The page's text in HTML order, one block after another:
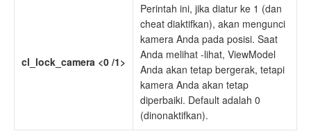
cl_lock_camera <0 /1>
Perintah ini, jika diatur ke 1 (dan
cheat diaktifkan), akan mengunci
kamera Anda pada posisi. Saat
Anda melihat -lihat, ViewModel
Anda akan tetap bergerak, tetapi
kamera Anda akan tetap
diperbaiki. Default adalah 0
(dinonaktifkan).